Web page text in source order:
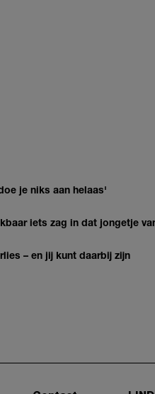
je niks aan helaas'
iets zag in dat jongetje
– en jij kunt daarbij zijn